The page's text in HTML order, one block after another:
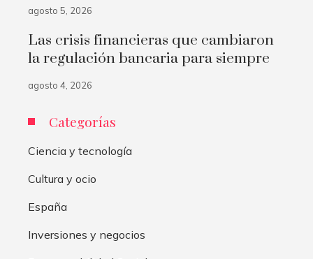
agosto 5, 2026
Las crisis financieras que cambiaron
la regulación bancaria para siempre
agosto 4, 2026
Categorías
Ciencia y tecnología
Cultura y ocio
España
Inversiones y negocios